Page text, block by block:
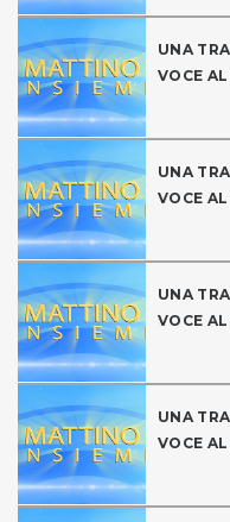
UNA
VOCE
UNA
VOCE
UNA
VOCE
UNA
VOCE